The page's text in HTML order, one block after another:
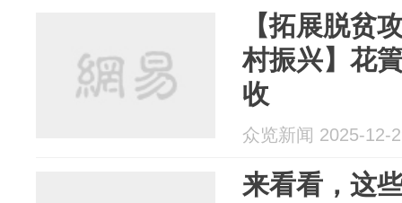
【拓展脱贫
村振兴】花
收
众览新闻 2025-12-
来看看，这